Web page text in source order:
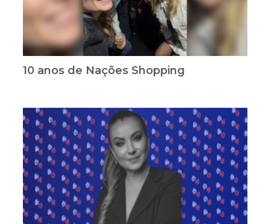
10 anos de Nações Shopping